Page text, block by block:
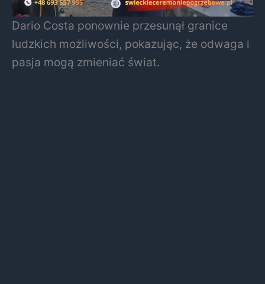
Dario Costa ponownie przesunął granice
ludzkich możliwości, pokazując, że odwaga i
pasja mogą zmieniać świat.